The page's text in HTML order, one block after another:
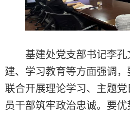
基建处党支部书记李
建、学习教育等方面强调
联合开展理论学习、主题
员干部筑牢政治忠诚。要